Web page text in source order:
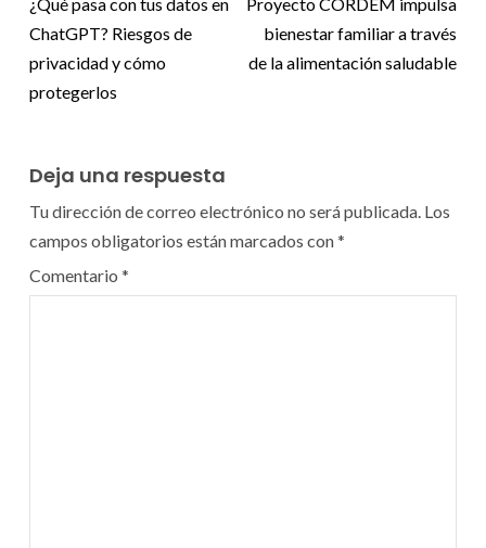
ChatGPT? Riesgos de
privacidad y cómo
protegerlos
bienestar familiar a través
de la alimentación saludable
Deja una respuesta
Tu dirección de correo electrónico no será publicada. Los
campos obligatorios están marcados con*
Comentario *